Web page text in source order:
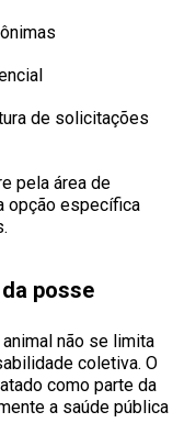
de solicitações
pela área de
opção específica
posse
não se limita
coletiva. O
como parte da
a saúde pública